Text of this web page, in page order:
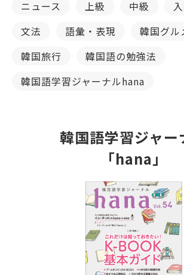
ニュース 上級 中級
文法
語彙・表現
韓国グル
韓国旅行
韓国語の勉強法
韓国語学習ジャーナルhana
韓国語学習ジャー
「hana」